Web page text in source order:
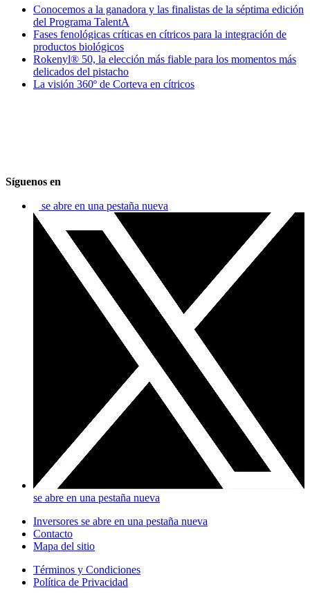
Conocemos a la ganadora y las finalistas de la séptima edición
del Programa TalentA
Fases fenológicas críticas en cítricos para la integración de
productos biológicos
Rokenyl® 50, la elección más fiable para los momentos más
delicados del pistacho
La visión 360º de Corteva en cítricos
Síguenos en
se abre en una pestaña nueva
se abre en una pestaña nueva
Inversores se abre en una pestaña nueva
Contacto
Mapa del sitio
Términos y Condiciones
Política de Privacidad